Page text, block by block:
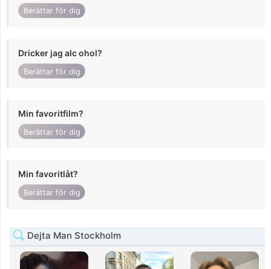
Berättar för dig
Dricker jag alc ohol?
Berättar för dig
Min favoritfilm?
Berättar för dig
Min favoritlåt?
Berättar för dig
Dejta Man Stockholm